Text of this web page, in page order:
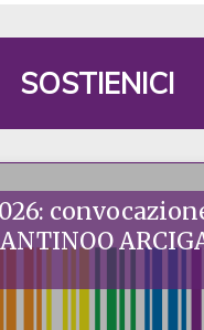
SOSTIENICI